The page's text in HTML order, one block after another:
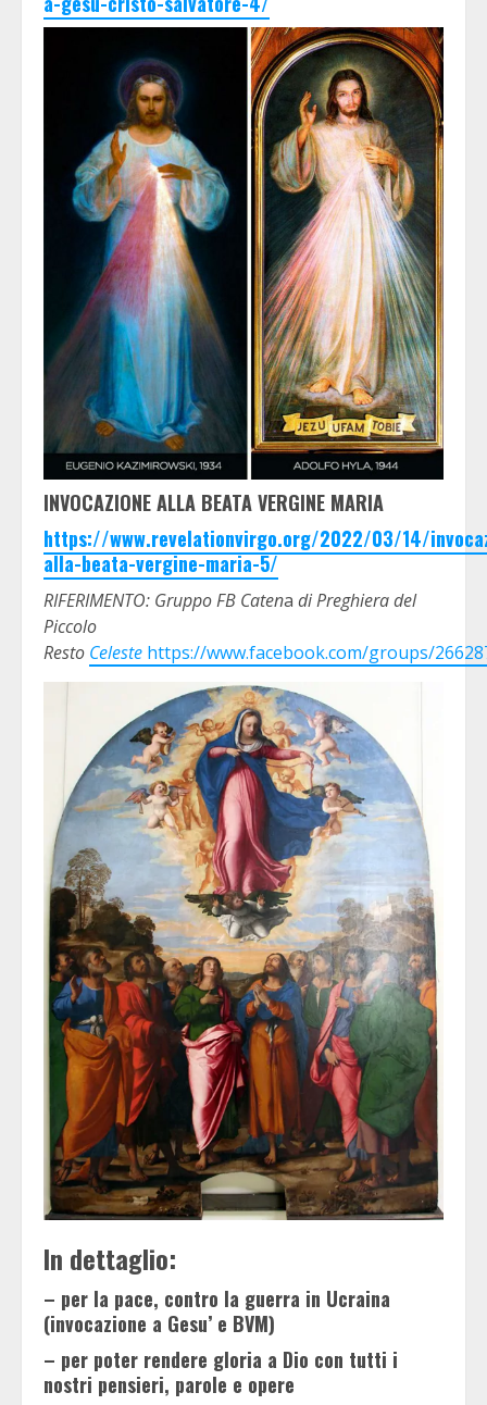
INVOCAZIONE ALLA BEATA VERGINE MARIA
https://www.revelationvirgo.org/2022/03/14/
alla-beata-vergine-maria-5/
RIFERIMENTO: Gruppo FB Catena di Preghiera del
Piccolo
Resto Celeste https://www.facebook.com/groups/
In dettaglio:
– per la pace, contro la guerra in Ucraina
(invocazione a Gesu’ e BVM)
– per poter rendere gloria a Dio con tutti i
nostri pensieri, parole e opere